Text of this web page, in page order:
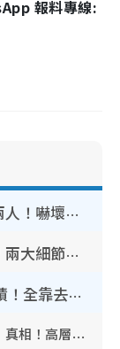
報料專線:
簡淑兒染金毛剪短頭髮氣質判若兩人！嚇壞老公麥大力都認唔出：「你做咩事？」
湯洛雯傳終於有好消息造人成功！兩大細節曝孕味極濃惹猜測：大肚婆先會咁！
五索親揭10年前負債人生逆襲奇蹟！全靠去一地方轉運後即遇上馬先生
林芊妤親解12年前「殘廁Gathering」真相！高層解約一句話重創尊嚴至今拒返TVB